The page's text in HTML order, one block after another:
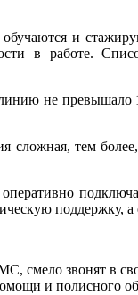
и
в работе.
не превышало
сложная, тем
поддержку,
смело звонят
и